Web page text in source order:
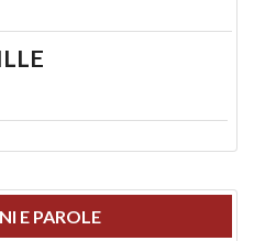
E PAROLE